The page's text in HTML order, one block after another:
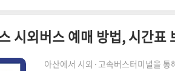
아산에서 시외·고속버스터미널을